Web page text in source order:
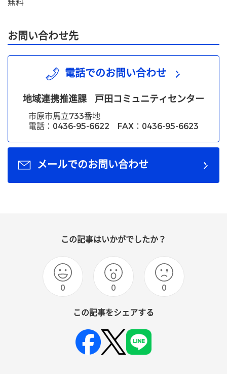
無料
お問い合わせ先
電話でのお問い合わせ
地域連携推進課 戸田コミュニティセンター
市原市馬立733番地
電話：0436-95-6622 FAX：0436-95-6623
メールでのお問い合わせ
この記事はいかがでしたか？
0 0 0
この記事をシェアする